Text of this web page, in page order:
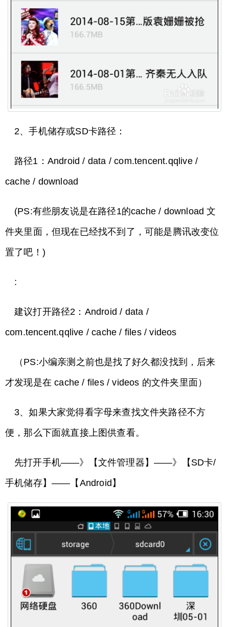
2、手机储存或SD卡路径：
路径1：Android / data / com.tencent.qqlive /
cache / download
(PS:有些朋友说是在路径1的cache / download 文
件夹里面，但现在已经找不到了，可能是腾讯改变位
置了吧！)
:
建议打开路径2：Android / data /
com.tencent.qqlive / cache / files / videos
（PS:小编亲测之前也是找了好久都没找到，后来
才发现是在 cache / files / videos 的文件夹里面）
3、如果大家觉得看字母来查找文件夹路径不方
便，那么下面就直接上图供查看。
先打开手机——》【文件管理器】——》【SD卡/
手机储存】——【Android】